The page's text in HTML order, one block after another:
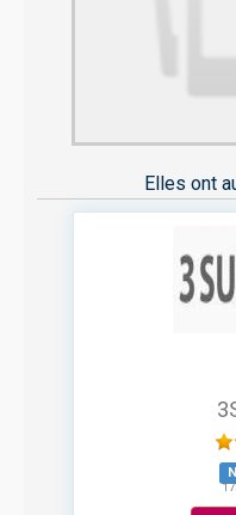
Elles ont